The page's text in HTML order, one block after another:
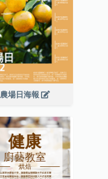
農場日海報